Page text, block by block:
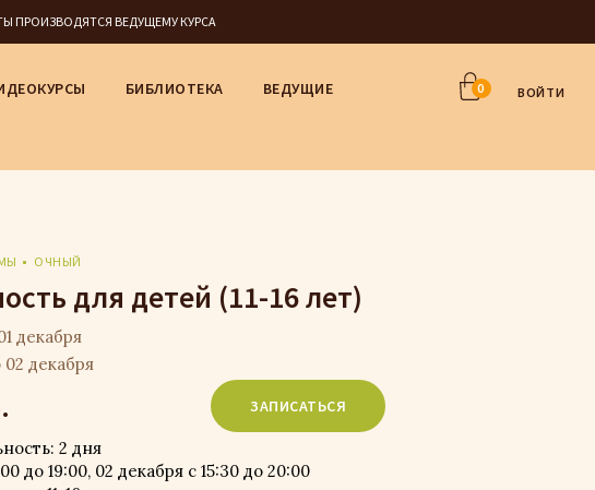
ПРОИЗВОДЯТСЯ ВЕДУЩЕМУ КУРСА
0 ВОЙТИ
БИБЛИОТЕКА
ВЕДУЩИЕ
ОЧНЫЙ
для детей (11-16 лет)
декабря
02 декабря
ЗАПИСАТЬСЯ
2 дня
до 19:00, 02 декабря с 15:30 до 20:00